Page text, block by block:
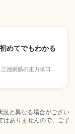
めてでもわかる
池炭鉱の主力坑口
竪坑は1997年3月ま
遺産」構成資産で
況と異なる場合がござい
はありませんので、ご了